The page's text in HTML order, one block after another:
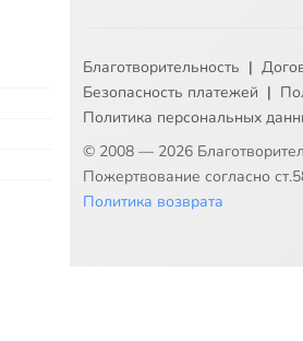
Благотворительность |
Безопасность платежей |
Политика персональных
© 2008 — 2026
Пожертвование согласно
Политика возврата